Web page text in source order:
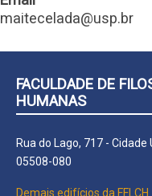
maitecelada@usp.br
FACULDADE DE
HUMANAS
Rua do Lago, 717 - Cidade
05508-080
Demais edifícios da FFLCH